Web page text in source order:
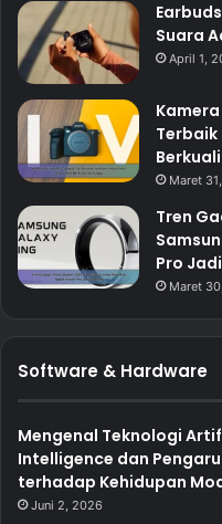
Suara
April 1,
Maret
Tren
Pro
Maret
Software & Hardware
Mengenal Teknologi
Intelligence dan
terhadap Kehidupan
Juni 2, 2026